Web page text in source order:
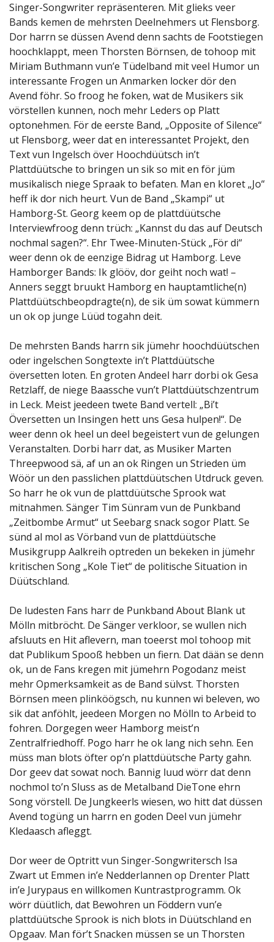
Singer-Songwriter repräsenteren. Mit glieks veer
Bands kemen de mehrsten Deelnehmers ut Flensborg.
Dor harrn se düssen Avend denn sachts de Footstiegen
hoochklappt, meen Thorsten Börnsen, de tohoop mit
Miriam Buthmann vun’e Tüdelband mit veel Humor un
interessante Frogen un Anmarken locker dör den
Avend föhr. So froog he foken, wat de Musikers sik
vörstellen kunnen, noch mehr Leders op Platt
optonehmen. För de eerste Band, „Opposite of Silence“
ut Flensborg, weer dat en interessantet Projekt, den
Text vun Ingelsch över Hoochdüütsch in’t
Plattdüütsche to bringen un sik so mit en för jüm
musikalisch niege Spraak to befaten. Man en kloret „Jo“
heff ik dor nich heurt. Vun de Band „Skampi“ ut
Hamborg-St. Georg keem op de plattdüütsche
Interviewfroog denn trüch: „Kannst du das auf Deutsch
nochmal sagen?“. Ehr Twee-Minuten-Stück „För di“
weer denn ok de eenzige Bidrag ut Hamborg. Leve
Hamborger Bands: Ik glööv, dor geiht noch wat! –
Anners seggt bruukt Hamborg en hauptamtliche(n)
Plattdüütschbeopdragte(n), de sik üm sowat kümmern
un ok op junge Lüüd togahn deit.
De mehrsten Bands harrn sik jümehr hoochdüütschen
oder ingelschen Songtexte in’t Plattdüütsche
översetten loten. En groten Andeel harr dorbi ok Gesa
Retzlaff, de niege Baassche vun’t Plattdüütschzentrum
in Leck. Meist jeedeen twete Band vertell: „Bi’t
Översetten un Insingen hett uns Gesa hulpen!“. De
weer denn ok heel un deel begeistert vun de gelungen
Veranstalten. Dorbi harr dat, as Musiker Marten
Threepwood sä, af un an ok Ringen un Strieden üm
Wöör un den passlichen plattdüütschen Utdruck geven.
So harr he ok vun de plattdüütsche Sprook wat
mitnahmen. Sänger Tim Sünram vun de Punkband
„Zeitbombe Armut“ ut Seebarg snack sogor Platt. Se
sünd al mol as Vörband vun de plattdüütsche
Musikgrupp Aalkreih optreden un bekeken in jümehr
kritischen Song „Kole Tiet“ de politische Situation in
Düütschland.
De ludesten Fans harr de Punkband About Blank ut
Mölln mitbröcht. De Sänger verkloor, se wullen nich
afsluuts en Hit aflevern, man toeerst mol tohoop mit
dat Publikum Spooß hebben un fiern. Dat dään se denn
ok, un de Fans kregen mit jümehrn Pogodanz meist
mehr Opmerksamkeit as de Band sülvst. Thorsten
Börnsen meen plinköögsch, nu kunnen wi beleven, wo
sik dat anföhlt, jeedeen Morgen no Mölln to Arbeid to
fohren. Dorgegen weer Hamborg meist’n
Zentralfriedhoff. Pogo harr he ok lang nich sehn. Een
müss man blots öfter op’n plattdüütsche Party gahn.
Dor geev dat sowat noch. Bannig luud wörr dat denn
nochmol to’n Sluss as de Metalband DieTone ehrn
Song vörstell. De Jungkeerls wiesen, wo hitt dat düssen
Avend togüng un harrn en goden Deel vun jümehr
Kledaasch afleggt.
Dor weer de Optritt vun Singer-Songwritersch Isa
Zwart ut Emmen in’e Nedderlannen op Drenter Platt
in’e Jurypaus en willkomen Kuntrastprogramm. Ok
wörr düütlich, dat Bewohren un Föddern vun’e
plattdüütsche Sprook is nich blots in Düütschland en
Opgaav. Man för’t Snacken müssen se un Thorsten